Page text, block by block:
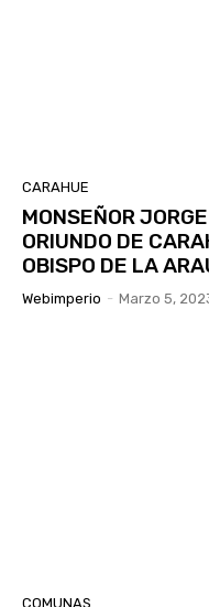
CARAHUE
MONSEÑOR
ORIUNDO DE
OBISPO DE LA
Webimperio - Marzo 5,
COMUNAS